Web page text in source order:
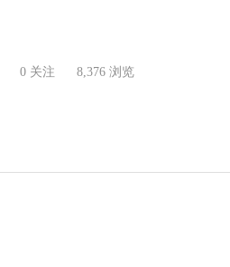
0 关注 8,376 浏览